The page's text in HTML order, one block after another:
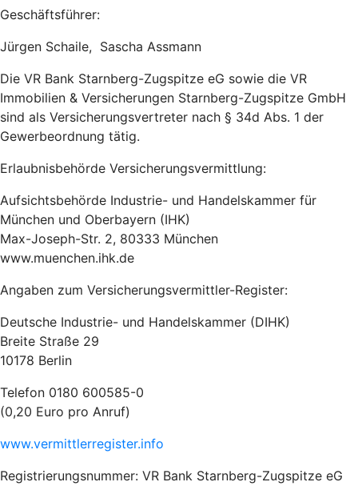
Geschäftsführer:
Jürgen Schaile, Sascha Assmann
Die VR Bank Starnberg-Zugspitze eG sowie die VR
Immobilien & Versicherungen Starnberg-Zugspitze GmbH
sind als Versicherungsvertreter nach § 34d Abs. 1 der
Gewerbeordnung tätig.
Erlaubnisbehörde Versicherungsvermittlung:
Aufsichtsbehörde Industrie- und Handelskammer für
München und Oberbayern (IHK)
Max-Joseph-Str. 2, 80333 München
www.muenchen.ihk.de
Angaben zum Versicherungsvermittler-Register:
Deutsche Industrie- und Handelskammer (DIHK)
Breite Straße 29
10178 Berlin
Telefon 0180 600585-0
(0,20 Euro pro Anruf)
www.vermittlerregister.info
Registrierungsnummer: VR Bank Starnberg-Zugspitze eG